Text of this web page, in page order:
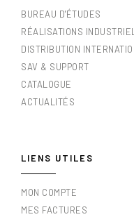
BUREAU D'ÉTUDES
RÉALISATIONS
DISTRIBUTION
SAV & SUPPORT
CATALOGUE
ACTUALITÉS
LIENS UTILES
MON COMPTE
MES FACTURES